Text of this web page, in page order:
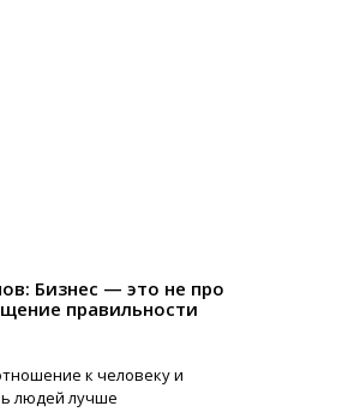
Бизнес — это не про
правильности
к человеку и
людей лучше